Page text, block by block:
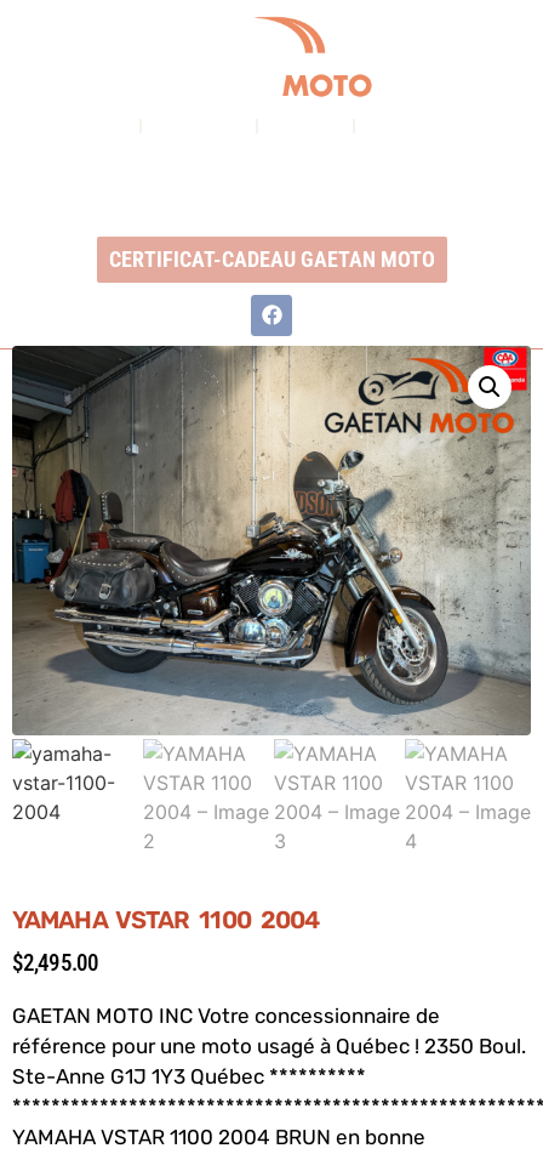
CERTIFICAT-CADEAU GAETAN MOTO
YAMAHA VSTAR 1100 2004
$2,495.00
GAETAN MOTO INC Votre concessionnaire de
référence pour une moto usagé à Québec ! 2350 Boul.
Ste-Anne G1J 1Y3 Québec **********
YAMAHA VSTAR 1100 2004 BRUN en bonne